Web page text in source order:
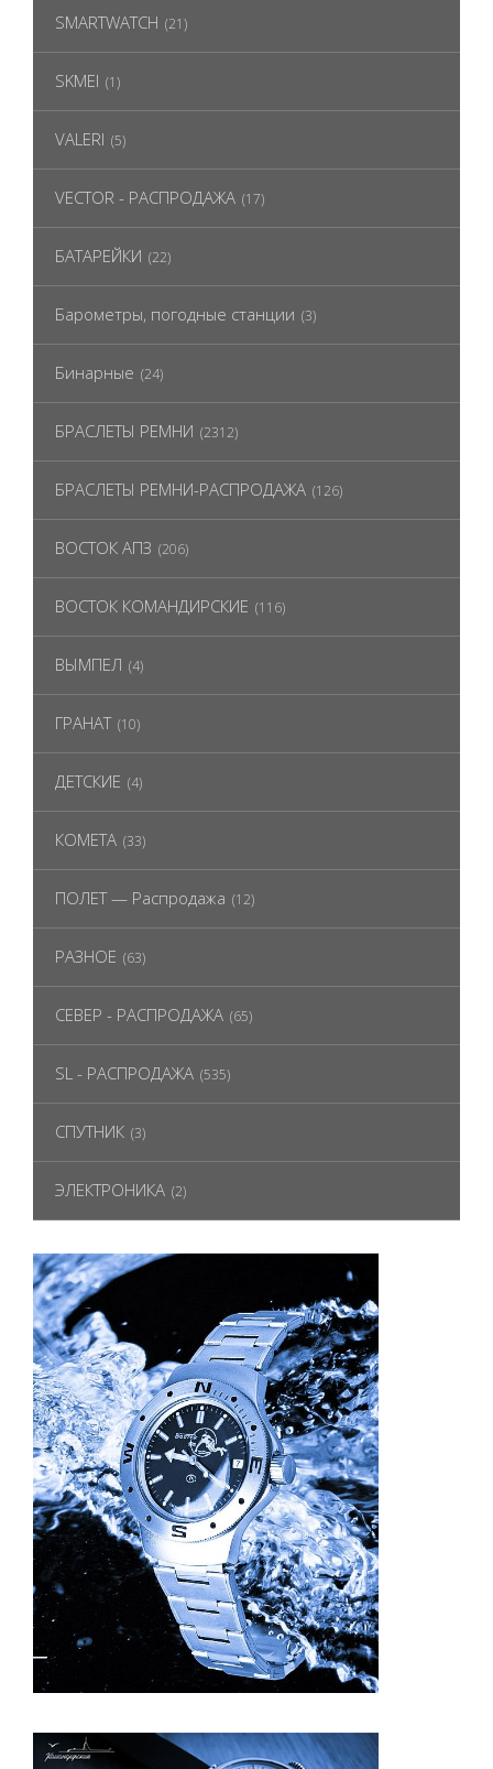
SMARTWATCH (21)
SKMEI (1)
VALERI (5)
VECTOR - РАСПРОДАЖА (17)
БАТАРЕЙКИ (22)
Барометры, погодные станции (3)
Бинарные (24)
БРАСЛЕТЫ РЕМНИ (2312)
БРАСЛЕТЫ РЕМНИ-РАСПРОДАЖА (126)
ВОСТОК АПЗ (206)
ВОСТОК КОМАНДИРСКИЕ (116)
ВЫМПЕЛ (4)
ГРАНАТ (10)
ДЕТСКИЕ (4)
КОМЕТА (33)
ПОЛЕТ — Распродажа (12)
РАЗНОЕ (63)
СЕВЕР - РАСПРОДАЖА (65)
SL - РАСПРОДАЖА (535)
СПУТНИК (3)
ЭЛЕКТРОНИКА (2)